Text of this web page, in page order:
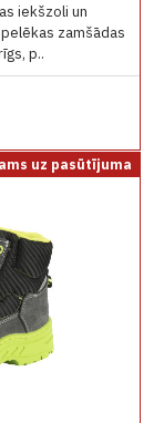
iekšzoli un
zamšādas
p..
uz pasūtījuma